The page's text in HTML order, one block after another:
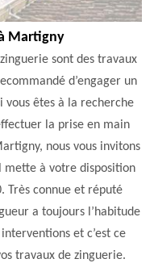
Martigny
sont des travaux
d’engager un
vous êtes à la recherche
la prise en main
nous vous invitons
mette à votre disposition
Très connue et réputé
a toujours l’habitude
et c’est ce
travaux de zinguerie.